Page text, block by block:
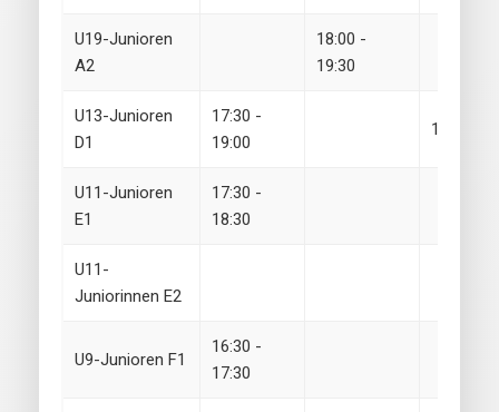
U19-Junioren
A2
18:00 -
19:30
U13-Junioren
D1
17:30 -
19:00
17:30 -
U11-Junioren
E1
17:30 -
18:30
U11-
Juniorinnen E2
U9-Junioren F1
16:30 -
17:30